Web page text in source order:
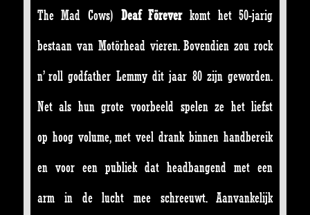
The Mad Cows) Deaf Föreverkomt het 50-jarig
bestaan van Motörhead vieren. Bovendien zou rock
n’ roll godfather Lemmy dit jaar 80 zijn geworden.
Net als hun grote voorbeeld spelen ze het liefst
op hoog volume, met veel drank binnen handbereik
en voor een publiek dat headbangend met een
arm in de lucht mee schreeuwt. Aanvankelijk